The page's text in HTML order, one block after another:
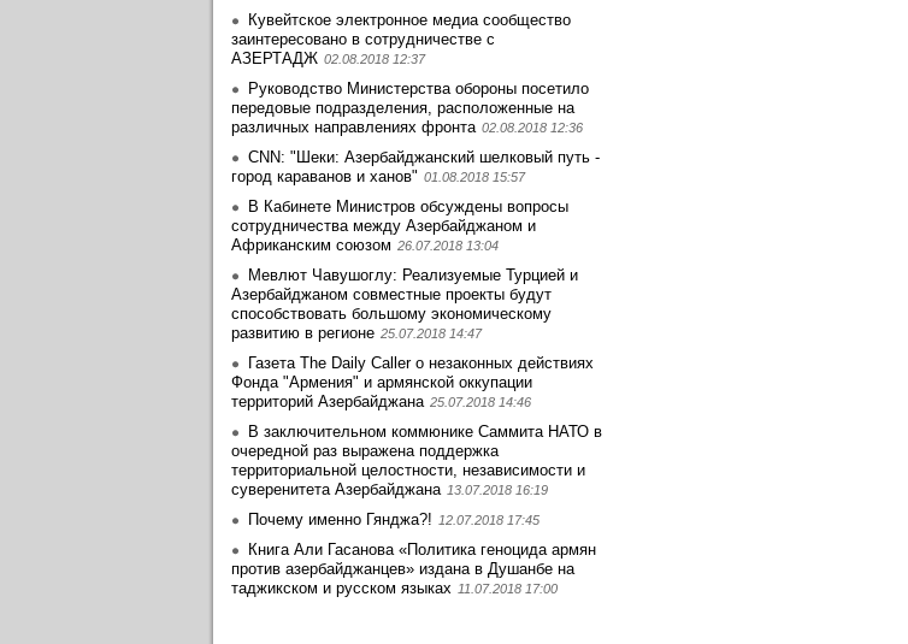
Кувейтское электронное медиа сообщество
заинтеpесовано в сотрудничестве с
АЗЕРТАДЖ 02.08.2018 12:37
Руководство Министерства обороны посетило
передовые подразделения, расположенные на
различных направлениях фронта 02.08.2018 12:36
CNN: "Шеки: Азербайджанский шелковый путь -
город караванов и ханов" 01.08.2018 15:57
В Кабинете Министров обсуждены вопросы
сотрудничества между Азербайджаном и
Африканским союзом 26.07.2018 13:04
Мевлют Чавушоглу: Реализуемые Турцией и
Азербайджаном совместные проекты будут
способствовать большому экономическому
развитию в регионе 25.07.2018 14:47
Газета The Daily Caller о незаконных действиях
Фонда "Армения" и армянской оккупации
территорий Азербайджана 25.07.2018 14:46
В заключительном коммюнике Саммита НАТО в
очередной раз выражена поддержка
территориальной целостности, независимости и
суверенитета Азербайджана 13.07.2018 16:19
Почему именно Гянджа?! 12.07.2018 17:45
Книга Али Гасанова «Политика геноцида армян
против азербайджанцев» издана в Душанбе на
таджикском и русском языках 11.07.2018 17:00